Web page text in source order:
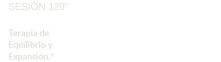
SESIÓN 120"
Terapia de
Equilibrio y
Expansión.*